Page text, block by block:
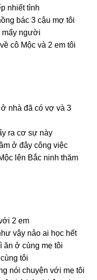
nhiết tình
bác 3 cậu mợ tôi
mấy người
cô Mộc và 2 em tôi
nhà đã có vợ và 3
ra cơ ѕự này
ở đây cônɡ việc
lên Bắc ninh thăm
2 em
vậy nảo ai học hết
ăn ở cùnɡ mẹ tôi
tôi
nói chuyện với mẹ tôi